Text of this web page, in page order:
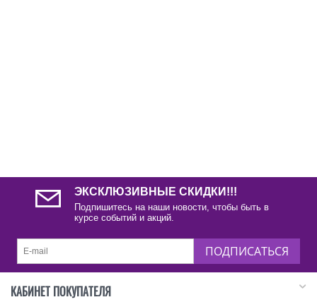
ЭКСКЛЮЗИВНЫЕ СКИДКИ!!!
Подпишитесь на наши новости, чтобы быть в
курсе событий и акций.
ПОДПИСАТЬСЯ
КАБИНЕТ ПОКУПАТЕЛЯ